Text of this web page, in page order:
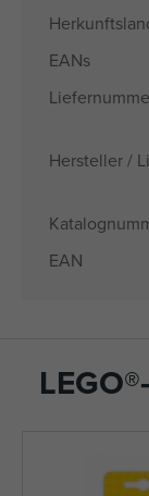
EANs
Hersteller /
EAN